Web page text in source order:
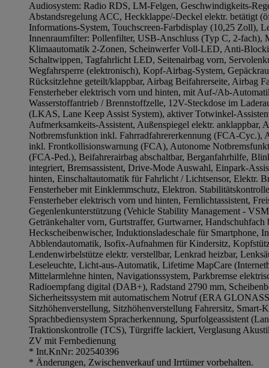
Audiosystem: Radio RDS, LM-Felgen, Geschwindigkeits-
Abstandsregelung ACC, Heckklappe/-Deckel elektr. betätigt
Informations-System, Touchscreen-Farbdisplay (10,25 Zoll),
Innenraumfilter: Pollenfilter, USB-Anschluss (Typ C, 2-fach),
Klimaautomatik 2-Zonen, Scheinwerfer Voll-LED, Anti-
Schaltwippen, Tagfahrlicht LED, Seitenairbag vorn,
Wegfahrsperre (elektronisch), Kopf-Airbag-System,
Rücksitzlehne geteilt/klappbar, Airbag Beifahrerseite, Airbag
Fensterheber elektrisch vorn und hinten, mit Auf-/Ab-
Wasserstoffantrieb / Brennstoffzelle, 12V-Steckdose im
(LKAS, Lane Keep Assist System), aktiver Totwinkel-
Aufmerksamkeits-Assistent, Außenspiegel elektr. anklappbar,
Notbremsfunktion inkl. Fahrradfahrererkennung (FCA-Cyc.),
inkl. Frontkollisionswarnung (FCA), Autonome
(FCA-Ped.), Beifahrerairbag abschaltbar, Berganfahrhilfe,
integriert, Bremsassistent, Drive-Mode Auswahl, Einpark-
hinten, Einschaltautomatik für Fahrlicht / Lichtsensor, Elektr.
Fensterheber mit Einklemmschutz, Elektron.
Fensterheber elektrisch vorn und hinten, Fernlichtassistent,
Gegenlenkunterstützung (Vehicle Stability Management -
Getränkehalter vorn, Gurtstraffer, Gurtwarner, Handschuhfach
Heckscheibenwischer, Induktionsladeschale für Smartphone,
Abblendautomatik, Isofix-Aufnahmen für Kindersitz,
Lendenwirbelstütze elektr. verstellbar, Lenkrad heizbar,
Leseleuchte, Licht-aus-Automatik, Lifetime MapCare
Mittelarmlehne hinten, Navigationssystem, Parkbremse
Radioempfang digital (DAB+), Radstand 2790 mm,
Sicherheitssystem mit automatischem Notruf (ERA
Sitzhöhenverstellung, Sitzhöhenverstellung Fahrersitz, Smart-
Sprachbediensystem Spracherkennung, Spurfolgeassistent
Traktionskontrolle (TCS), Türgriffe lackiert, Verglasung
ZV mit Fernbedienung
* Int.KnNr: 202540396
* Änderungen, Zwischenverkauf und Irrtümer vorbehalten.